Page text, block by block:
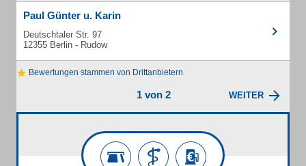
Paul Günter u. Karin
Deutschtaler Str. 97
12355 Berlin - Rudow
Bewertungen stammen von Drittanbietern
1 von 2 WEITER